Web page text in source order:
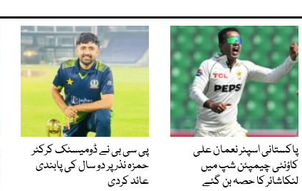
پاکستانی اسپنر نعمان علی
کاؤنٹی چیمپئن شپ میں
لنکاشائر کا حصہ بن گئے
پی سی بی نے ڈومیسٹک کرکٹر
حمزہ نذر پر دو سال کی پابندی
عائد کردی